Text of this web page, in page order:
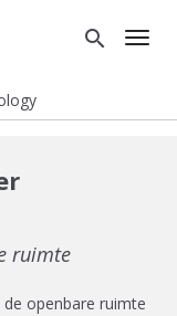
search
ruimte
openbare ruimte